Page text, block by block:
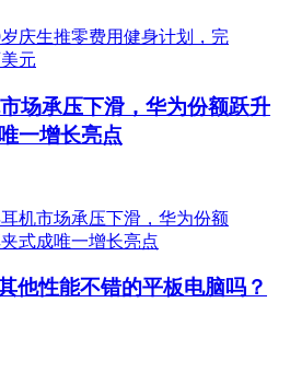
场承压下滑，华为份额跃升
一增长亮点
他性能不错的平板电脑吗？